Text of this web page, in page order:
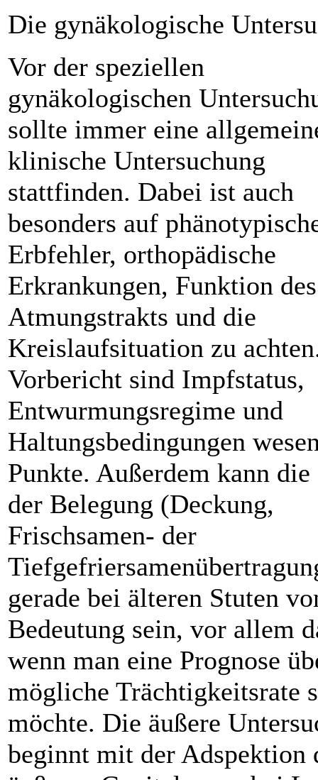
Die gynäkologische
Vor der speziellen
gynäkologischen
sollte immer eine
klinische Untersuchung
stattfinden. Dabei ist auch
besonders auf
Erbfehler, orthopädische
Erkrankungen, Funktion des
Atmungstrakts und die
Kreislaufsituation zu
Vorbericht sind Impfstatus,
Entwurmungsregime und
Haltungsbedingungen
Punkte. Außerdem kann die
der Belegung (Deckung,
Frischsamen- der
gerade bei älteren Stuten
Bedeutung sein, vor allem
wenn man eine Prognose
mögliche Trächtigkeitsrate
möchte. Die äußere
beginnt mit der Adspektion